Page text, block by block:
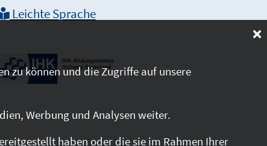
Leichte Sprache
zu können und die Zugriffe auf unsere
Werbung und Analysen weiter.
haben oder die sie im Rahmen Ihrer